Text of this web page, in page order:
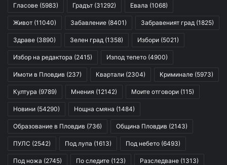
Гласове (5983) Градът (31292) Евала (1068)
Живот (11040) Забавление (8401) Забравеният град (1825)
Здраве (3890) Зелен град (1358) Избори (5021)
Избор на редактора (2415) Изпод тепето (4900)
Имоти в Пловдив (237) Квартали (2304) Криминале (5973)
Култура (9789) Мнения (12142) Моите отговори (115)
Новини (54290) Нощна смяна (1484)
Образование в Пловдив (736) Община Пловдив (2143)
ПУЛС (2542) Под лупа (1613) Под небето (6493)
Под ножа (2745) По следите (123) Разследване (1313)